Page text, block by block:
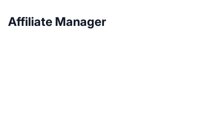
Affiliate Manager